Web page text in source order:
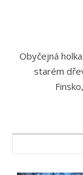
Obyčejná
starém